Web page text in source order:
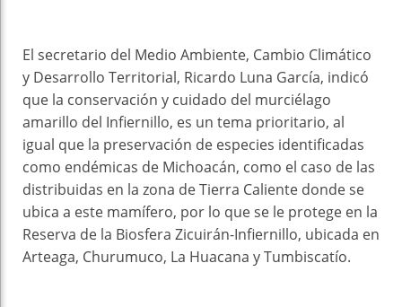
El secretario del Medio Ambiente, Cambio Climático
y Desarrollo Territorial, Ricardo Luna García, indicó
que la conservación y cuidado del murciélago
amarillo del Infiernillo, es un tema prioritario, al
igual que la preservación de especies identificadas
como endémicas de Michoacán, como el caso de las
distribuidas en la zona de Tierra Caliente donde se
ubica a este mamífero, por lo que se le protege en la
Reserva de la Biosfera Zicuirán-Infiernillo, ubicada en
Arteaga, Churumuco, La Huacana y Tumbiscatío.